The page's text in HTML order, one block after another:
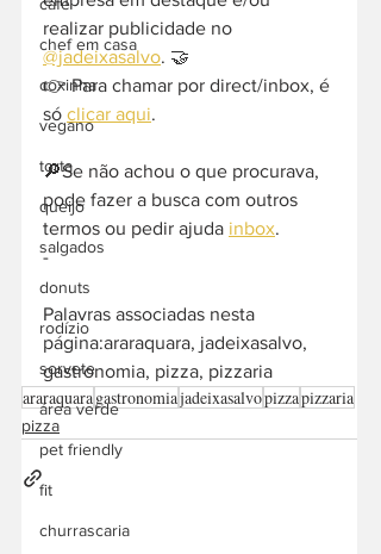
chef em casa
coxinha
vegano
torta
queijo
salgados
donuts
rodízio
sorvete
área verde
pet friendly
fit
churrascaria
realizar publicidade no
@jadeixasalvo. 🤝
👉 Para chamar por direct/inbox, é
só clicar aqui.
🔎Se não achou o que procurava,
pode fazer a busca com outros
termos ou pedir ajuda inbox.
-
Palavras associadas nesta
página:araraquara, jadeixasalvo,
gastronomia, pizza, pizzaria
araraquaragastronomiajadeixasalvopizzapizzaria
pizza